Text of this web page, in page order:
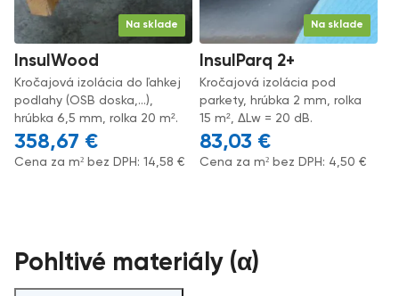
Na sklade
InsulWood
Kročajová izolácia do ľahkej
podlahy (OSB doska,...),
hrúbka 6,5 mm, rolka 20 m².
358,67 €
Cena za m² bez DPH: 14,58 €
Na sklade
InsulParq 2+
Kročajová izolácia pod
parkety, hrúbka 2 mm, rolka
15 m², ΔLw = 20 dB.
83,03 €
Cena za m² bez DPH: 4,50 €
Pohltivé materiály (α)